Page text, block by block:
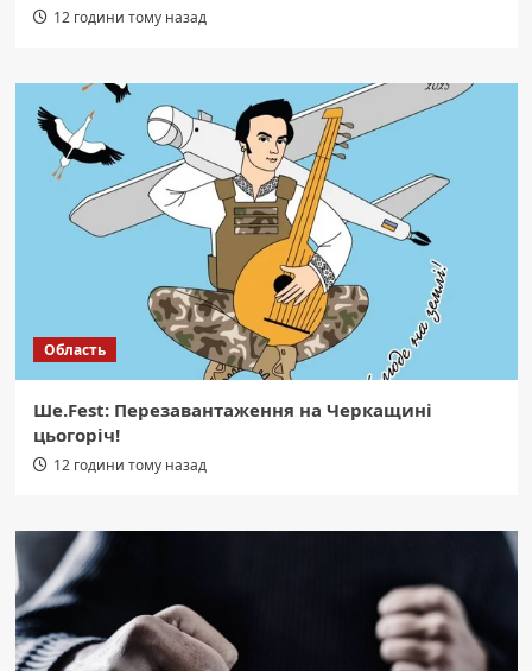
12 години тому назад
Область
Ше.Fest: Перезавантаження на Черкащині
цьогоріч!
12 години тому назад